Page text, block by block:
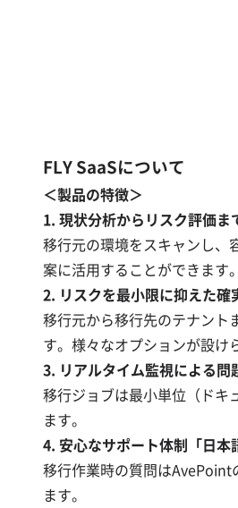
FLY SaaSについて
＜製品の特徴＞
1. 現状分析からリスク評価ま
移行元の環境をスキャンし、
案に活用することができます。
2. リスクを最小限に抑えた確
移行元から移行先のテナント
す。様々なオプションが設け
3. リアルタイム監視による問
移行ジョブは最小単位（ドキ
ます。
4. 安心なサポート体制「日本
移行作業時の質問はAvePoint
ます。